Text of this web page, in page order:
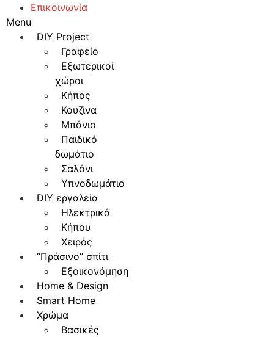
Επικοινωνία
Menu
DIY Project
Γραφείο
Εξωτερικοί
χώροι
Κήπος
Κουζίνα
Μπάνιο
Παιδικό
δωμάτιο
Σαλόνι
Υπνοδωμάτιο
DIY εργαλεία
Ηλεκτρικά
Κήπου
Χειρός
“Πράσινο” σπίτι
Εξοικονόμηση
Home & Design
Smart Home
Χρώμα
Βασικές